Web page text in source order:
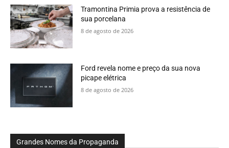
Tramontina Primia prova a resistência de
sua porcelana
8 de agosto de 2026
Ford revela nome e preço da sua nova
picape elétrica
8 de agosto de 2026
Grandes Nomes da Propaganda